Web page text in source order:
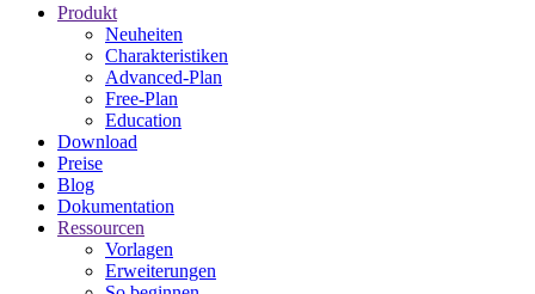
Produkt
Neuheiten
Charakteristiken
Advanced-Plan
Free-Plan
Education
Download
Preise
Blog
Dokumentation
Ressourcen
Vorlagen
Erweiterungen